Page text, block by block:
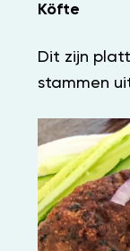
Köfte
Dit zijn
stammen